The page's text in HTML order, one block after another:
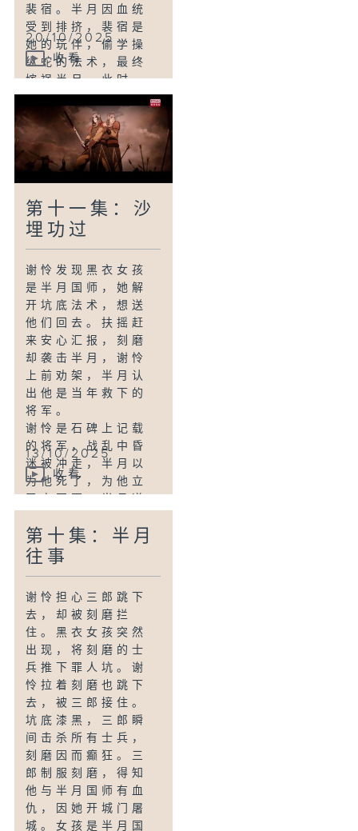
裴宿。半月因血统
受到排挤，裴宿是
她的玩伴，偷学操
纵蛇的法术，最终
嫁祸半月。此时，
南风和黑白女冠出
现，风师来阻止他
们进入危险地带。
谢怜担心天庭推责
于半月，风师保证
会公平解决。事情
告一段落，谢怜用
善月草救人，与商
队道别，南风和扶
20/10/2025
收看
第十一集：沙
埋功过
谢怜发现黑衣女孩
是半月国师，她解
开坑底法术，想送
他们回去。扶摇赶
来安心汇报，刻磨
却袭击半月，谢怜
上前劝架，半月认
出他是当年救下的
将军。
谢怜是石碑上记载
的将军，战乱中昏
迷被冲走，半月以
为他死了，为他立
的真相是为了阻止
国军袭击中原，却
下，坑底瞬间混
乱。扶摇怀疑三郎
有关，刻磨则怀疑
半月在说谎。
13/10/2025
收看
第十集：半月
往事
谢怜担心三郎跳下
去，却被刻磨拦
住。黑衣女孩突然
出现，将刻磨的士
兵推下罪人坑。谢
怜拉着刻磨也跳下
去，被三郎接住。
坑底漆黑，三郎瞬
间击杀所有士兵，
刻磨因而癫狂。三
郎制服刻磨，得知
他与半月国师有血
仇，因她开城门屠
城。女孩是半月国